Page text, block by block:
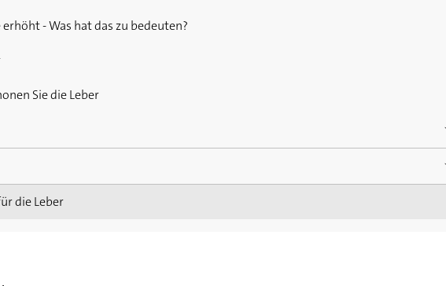
- Was hat das zu bedeuten?
Sie die Leber
beim Entgiften unterstützen
Weg
der Leberverfettung
ist schwer heilbar
die Leber